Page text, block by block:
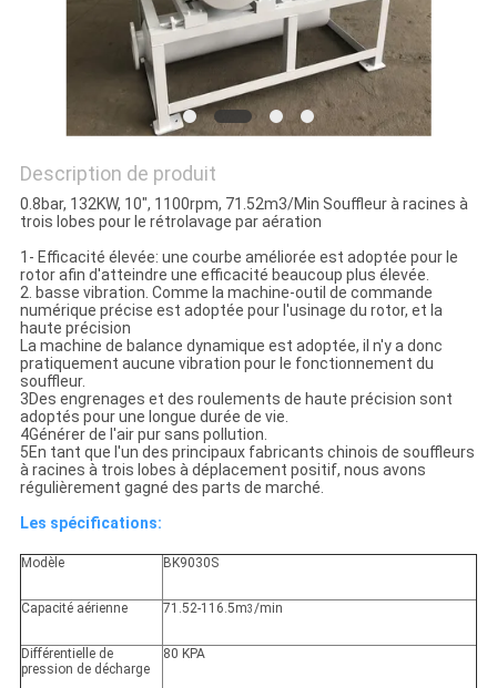
Description de produit
0.8bar, 132KW, 10", 1100rpm, 71.52m3/Min Souffleur à racines à
trois lobes pour le rétrolavage par aération
1- Efficacité élevée: une courbe améliorée est adoptée pour le
rotor afin d'atteindre une efficacité beaucoup plus élevée.
2. basse vibration. Comme la machine-outil de commande
numérique précise est adoptée pour l'usinage du rotor, et la
haute précision
La machine de balance dynamique est adoptée, il n'y a donc
pratiquement aucune vibration pour le fonctionnement du
souffleur.
3Des engrenages et des roulements de haute précision sont
adoptés pour une longue durée de vie.
4Générer de l'air pur sans pollution.
5En tant que l'un des principaux fabricants chinois de souffleurs
à racines à trois lobes à déplacement positif, nous avons
régulièrement gagné des parts de marché.
Les spécifications:
Modèle BK9030S
Capacité aérienne 71.52-116.5m3/min
Différentielle de
pression de décharge
80 KPA